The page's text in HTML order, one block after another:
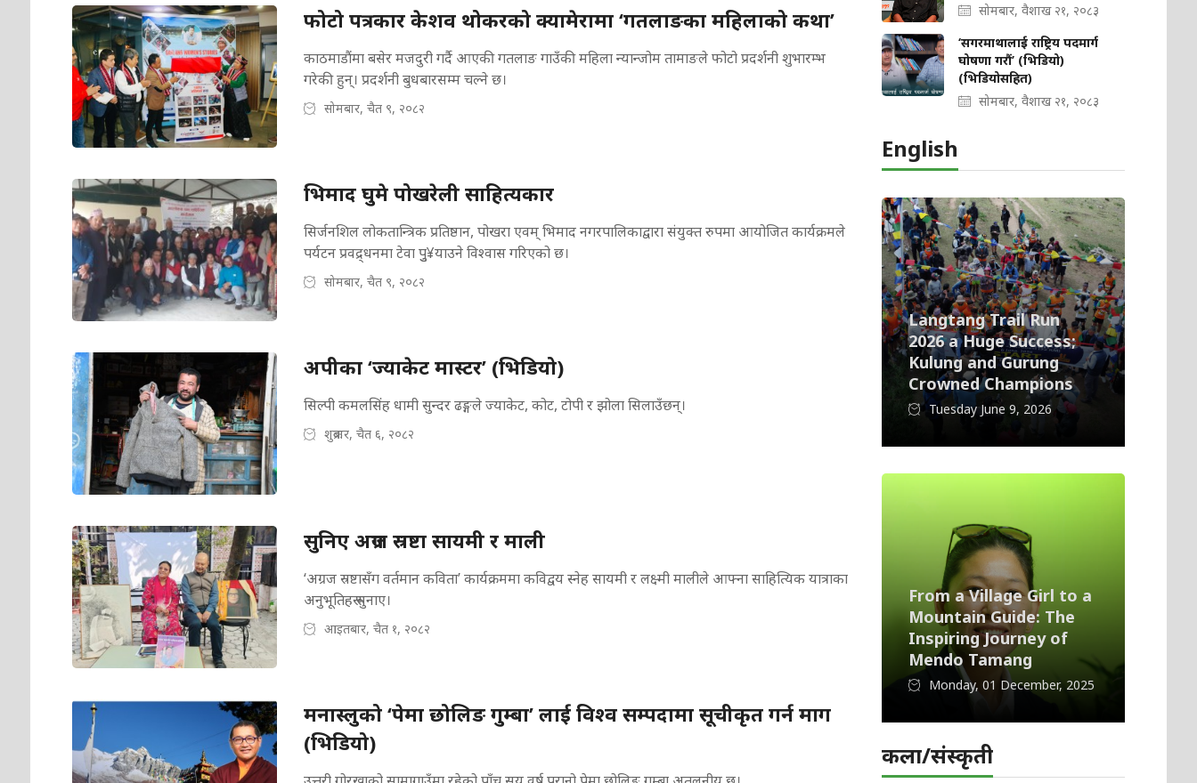
फोटो पत्रकार केशव थोकरको क्यामेरामा ‘गतलाङका महिलाको कथा’
काठमाडौंमा बसेर मजदुरी गर्दै आएकी गतलाङ गाउँकी महिला न्यान्जोम तामाङले फोटो प्रदर्शनी शुभारम्भ
गरेकी हुन्। प्रदर्शनी बुधबारसम्म चल्ने छ।
सोमबार, चैत ९, २०८२
भिमाद घुमे पोखरेली साहित्यकार
सिर्जनशिल लोकतान्त्रिक प्रतिष्ठान, पोखरा एवम् भिमाद नगरपालिकाद्वारा संयुक्त रुपमा आयोजित कार्यक्रमले
पर्यटन प्रवद्र्धनमा टेवा पुु¥याउने विश्वास गरिएको छ।
सोमबार, चैत ९, २०८२
अपीका ‘ज्याकेट मास्टर’ (भिडियो)
सिल्पी कमलसिंह धामी सुन्दर ढङ्गले ज्याकेट, कोट, टोपी र झोला सिलाउँछन्।
शुक्रबार, चैत ६, २०८२
सुनिए अग्रज स्रष्टा सायमी र माली
‘अग्रज स्रष्टासँग वर्तमान कविता’ कार्यक्रममा कविद्वय स्नेह सायमी र लक्ष्मी मालीले आफ्ना साहित्यिक यात्राका
अनुभूतिहरू सुनाए।
आइतबार, चैत १, २०८२
मनास्लुको ‘पेमा छोलिङ गुम्बा’ लाई विश्व सम्पदामा सूचीकृत गर्न माग
(भिडियो)
सोमबार, वैशाख २१, २०८३
‘सगरमाथालाई राष्ट्रिय पदमार्ग
घोषणा गरौं’ (भिडियो)
(भिडियोसहित)
सोमबार, वैशाख २१, २०८३
English
Langtang Trail Run
2026 a Huge Success;
Kulung and Gurung
Crowned Champions
Tuesday June 9, 2026
From a Village Girl to a
Mountain Guide: The
Inspiring Journey of
Mendo Tamang
Monday, 01 December, 2025
कला/संस्कृती